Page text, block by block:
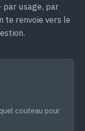
usage, par
te renvoie vers le
couteau pour